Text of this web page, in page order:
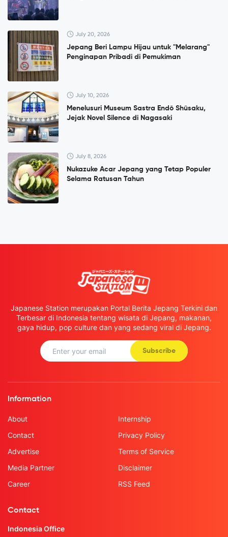
July 20, 2026
Jepang Beri Lampu Hijau untuk "Melarang"
Penginapan Pribadi di Pemukiman
July 10, 2026
Menelusuri Museum Sastra Endō Shūsaku,
Jejak Novel Silence di Nagasaki
July 8, 2026
Nukazuke Acar Jepang yang Tetap Populer
Selama Ratusan Tahun
Japanese Station merupakan Portal Berita Jepang Terkini dan
Terbesar di Indonesia tentang wisata di Jepang, makanan,
gaya hidup, pop culture dan yang sedang viral di Jepang.
Subscribe
Information
About
Contact
Advertise
Media Partner
Career
Internship
Privacy Policy
Terms of Service
Disclaimer
RSS Feed
Contact
Indonesia Office